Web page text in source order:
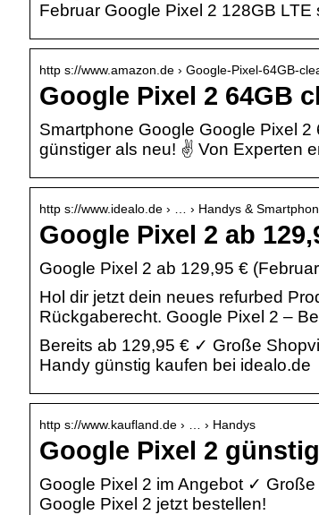
Februar Google Pixel 2 128GB
http s://www.amazon.de › Google-Pixel-64GB-
Google Pixel 2 64GB
Smartphone Google Google Pixel
günstiger als neu! ✌ Von Experten
http s://www.idealo.de › … › Handys &
Google Pixel 2 ab
Google Pixel 2 ab 129,95 €
Hol dir jetzt dein neues refurbed
Rückgaberecht. Google Pixel 2 –
Bereits ab 129,95 € ✓ Große
Handy günstig kaufen bei idealo.de
http s://www.kaufland.de › … › Handys
Google Pixel 2
Google Pixel 2 im Angebot ✓
Google Pixel 2 jetzt bestellen!